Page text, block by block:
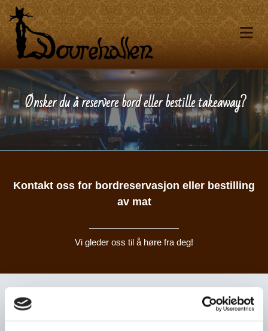
Ønsker du å reservere bord eller bestille takeaway?
Kontakt oss for bordreservasjon eller bestilling
av mat
Vi gleder oss til å høre fra deg!
Dovre Restaurant AS